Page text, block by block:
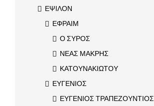
ΕΨΙΛΟΝ
ΕΦΡΑΙΜ
Ο ΣΥΡΟΣ
ΝΕΑΣ ΜΑΚΡΗΣ
ΚΑΤΟΥΝΑΚΙΩΤΟΥ
ΕΥΓΕΝΙΟΣ
ΕΥΓΕΝΙΟΣ ΤΡΑΠΕΖΟΥΝΤΙΟΣ